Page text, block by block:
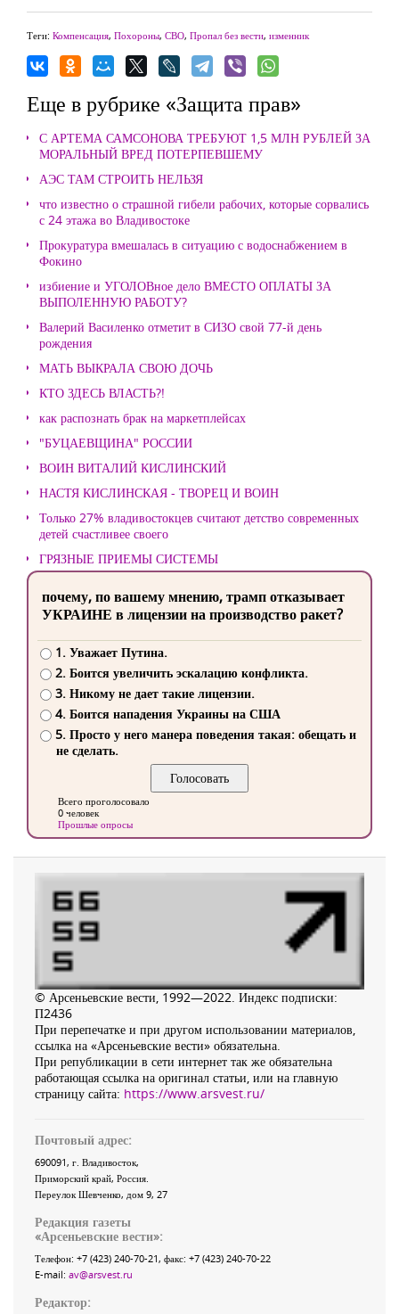
Теги: Компенсация, Похороны, СВО, Пропал без вести, изменник
Еще в рубрике «Защита прав»
С АРТЕМА САМСОНОВА ТРЕБУЮТ 1,5 МЛН РУБЛЕЙ ЗА
МОРАЛЬНЫЙ ВРЕД ПОТЕРПЕВШЕМУ
АЭС ТАМ СТРОИТЬ НЕЛЬЗЯ
что известно о страшной гибели рабочих, которые сорвались
с 24 этажа во Владивостоке
Прокуратура вмешалась в ситуацию с водоснабжением в
Фокино
избиение и УГОЛОВное дело ВМЕСТО ОПЛАТЫ ЗА
ВЫПОЛЕННУЮ РАБОТУ?
Валерий Василенко отметит в СИЗО свой 77-й день
рождения
МАТЬ ВЫКРАЛА СВОЮ ДОЧЬ
КТО ЗДЕСЬ ВЛАСТЬ?!
как распознать брак на маркетплейсах
"БУЦАЕВЩИНА" РОССИИ
ВОИН ВИТАЛИЙ КИСЛИНСКИЙ
НАСТЯ КИСЛИНСКАЯ - ТВОРЕЦ И ВОИН
Только 27% владивостокцев считают детство современных
детей счастливее своего
ГРЯЗНЫЕ ПРИЕМЫ СИСТЕМЫ
почему, по вашему мнению, трамп отказывает
УКРАИНЕ в лицензии на производство ракет?
1. Уважает Путина.
2. Боится увеличить эскалацию конфликта.
3. Никому не дает такие лицензии.
4. Боится нападения Украины на США
5. Просто у него манера поведения такая: обещать и
не сделать.
Всего проголосовало
0 человек
Прошлые опросы
© Арсеньевские вести, 1992—2022. Индекс подписки:
П2436
При перепечатке и при другом использовании материалов,
ссылка на «Арсеньевские вести» обязательна.
При републикации в сети интернет так же обязательна
работающая ссылка на оригинал статьи, или на главную
страницу сайта: https://www.arsvest.ru/
Почтовый адрес:
690091, г. Владивосток,
Приморский край, Россия
Переулок Шевченко, дом 9, 27
Редакция газеты
«Арсеньевские вести»:
Телефон: +7 (423) 240-70-21, факс: +7 (423) 240-70-22
E-mail: av@arsvest.ru
Редактор: